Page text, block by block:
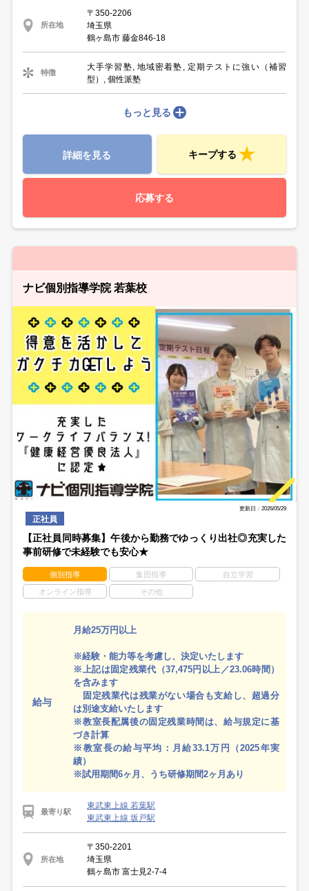
所在地
〒350-2206
埼玉県
鶴ヶ島市 藤金846-18
特徴
大手学習塾, 地域密着塾, 定期テストに強い（補習
型）, 個性派塾
もっと見る
詳細を見る キープする
応募する
ナビ個別指導学院 若葉校
更新日：2026/05/29
正社員
【正社員同時募集】午後から勤務でゆっくり出社◎充実した
事前研修で未経験でも安心★
個別指導 集団指導 自立学習
オンライン指導 その他
給与
月給25万円以上
※経験・能力等を考慮し、決定いたします
※上記は固定残業代（37,475円以上／23.06時間）
を含みます
固定残業代は残業がない場合も支給し、超過分
は別途支給いたします
※教室長配属後の固定残業時間は、給与規定に基
づき計算
※教室長の給与平均：月給33.1万円（2025年実
績）
※試用期間6ヶ月、うち研修期間2ヶ月あり
最寄り駅
東武東上線 若葉駅
東武東上線 坂戸駅
所在地
〒350-2201
埼玉県
鶴ヶ島市 富士見2-7-4